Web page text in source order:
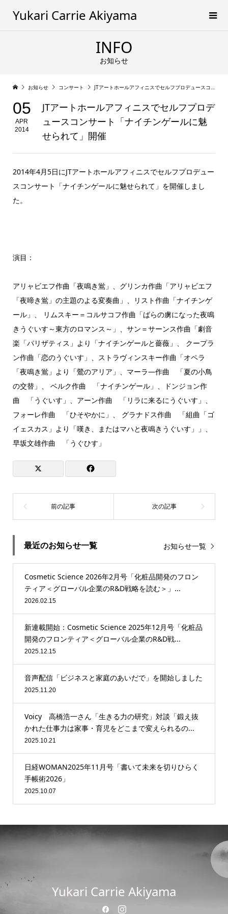
Yukari Carrie Akiyama
INFO
お知らせ
お知らせ コンサート JTアートホールアフィニスでセルフプロデュースコンサート「ナイチンゲールに魅せられて」開催
05
APR
2014
JTアートホールアフィニスでセルフプロデ
ュースコンサート「ナイチンゲールに魅
せられて」開催
2014年4月5日にJTアートホールアフィニスでセルフプロデュー
スコンサート「ナイチンゲールに魅せられて」を開催しまし
た。
演目：
アリャビエフ作曲「夜鳴き鴬」、グリンカ作曲「アリャビエフ
「夜啼き鴬」の主題のよる変奏曲」、リスト作曲「ナイチンゲ
ール」、 リムスキー＝コルサコフ作曲「ばらの虜になった夜鳴
きうぐいす～東方のロマンス～」、サン＝サーンス作曲「劇音
楽「パリザティス」より「ナイチンゲールと薔薇」、 クープラ
ン作曲「恋のうぐいす」、ストラヴィンスキー作曲「オペラ
「夜鳴き鴬」より「鶯のアリア」、マーラ―作曲 「夏の小鳥
の交替」、 ベルク作曲 「ナイチンゲール」、ドンジョン作
曲 「うぐいす」、アーン作曲 「リラに来るにうぐいす」、
フォーレ作曲 「ひそやかに」、 グラナドス作曲 「組曲「ゴ
イェスカス」より「嘆き、またはマハと夜鳴きうぐいす」」、
早坂文雄作曲 「うぐひす」
最近のお知らせ一覧 お知らせ一覧
Cosmetic Science 2026年2月号「化粧品開発のフロン
ティア＜グローバル企業のR&D戦略を読む＞」...
2026.02.15
新連載開始：Cosmetic Science 2025年12月号「化粧品
開発のフロンティア＜グローバル企業のR&D戦...
2025.12.15
音声配信「ビジネスと家庭のあいだで」を開始しました
2025.11.20
Voicy 高橋浩一さん「生きる力の研究」対談「鍛え抜
かれた仕事力は家事・育児をどこまで変えられるの...
2025.10.21
日経WOMAN2025年11月号「書いて未来を切りひらく
手帳術2026」
2025.10.07
Yukari Carrie Akiyama